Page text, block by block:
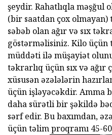
şeydir. Rahatlıqla məşğul
(bir saatdan çox
səbəb olan ağır və sıx
göstərməlisiniz. Kilo
müddəti ilə müşayiət
təkrarlıq üçün sıx və
xüsusən əzələlərin
üçün işləyəcəkdir. Amma
daha sürətli bir şəkildə
sərf edir. Bu baxımdan,
üçün təlim proqramı 45-